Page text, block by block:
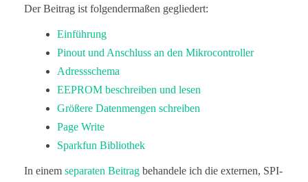
Der Beitrag ist folgendermaßen gegliedert:
Einführung
Pinout und Anschluss an den Mikrocontroller
Adressschema
EEPROM beschreiben und lesen
Größere Datenmengen schreiben
Page Write
Sparkfun Bibliothek
In einem separaten Beitrag behandele ich die externen, SPI-